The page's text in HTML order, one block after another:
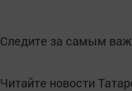
Следите за самым
Читайте новости